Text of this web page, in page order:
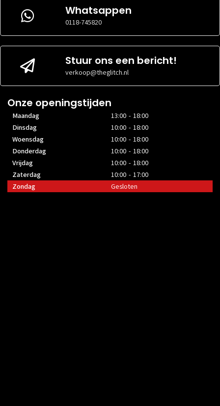
OPSLAGCAPACITEIT 128GB
INHOUD Ja
GEHEUGENCAPACITEIT 4GB
OPSLAGCAPACITEIT
GEHEUGENCAPACITEIT
Whatsappen
0118-745820
Stuur ons een bericht!
verkoop@theglitch.nl
Onze openingstijden
Maandag
13:00 - 18:00
Dinsdag
10:00 - 18:00
Woensdag
10:00 - 18:00
Donderdag
10:00 - 18:00
Vrijdag
10:00 - 18:00
Zaterdag
10:00 - 17:00
Zondag
Gesloten